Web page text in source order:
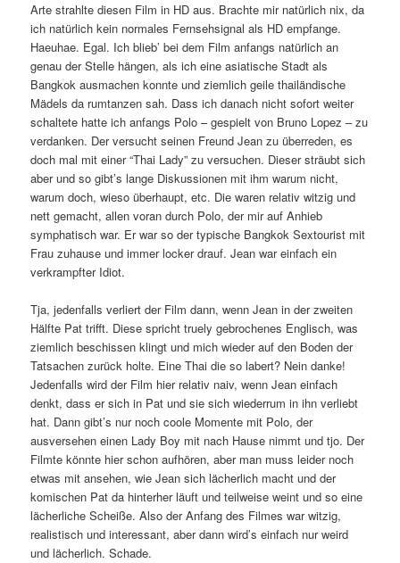
Arte strahlte diesen Film in HD aus. Brachte mir natürlich nix, da
ich natürlich kein normales Fernsehsignal als HD empfange.
Haeuhae. Egal. Ich blieb’ bei dem Film anfangs natürlich an
genau der Stelle hängen, als ich eine asiatische Stadt als
Bangkok ausmachen konnte und ziemlich geile thailändische
Mädels da rumtanzen sah. Dass ich danach nicht sofort weiter
schaltete hatte ich anfangs Polo – gespielt von Bruno Lopez – zu
verdanken. Der versucht seinen Freund Jean zu überreden, es
doch mal mit einer “Thai Lady” zu versuchen. Dieser sträubt sich
aber und so gibt’s lange Diskussionen mit ihm warum nicht,
warum doch, wieso überhaupt, etc. Die waren relativ witzig und
nett gemacht, allen voran durch Polo, der mir auf Anhieb
symphatisch war. Er war so der typische Bangkok Sextourist mit
Frau zuhause und immer locker drauf. Jean war einfach ein
verkrampfter Idiot.
Tja, jedenfalls verliert der Film dann, wenn Jean in der zweiten
Hälfte Pat trifft. Diese spricht truely gebrochenes Englisch, was
ziemlich beschissen klingt und mich wieder auf den Boden der
Tatsachen zurück holte. Eine Thai die so labert? Nein danke!
Jedenfalls wird der Film hier relativ naiv, wenn Jean einfach
denkt, dass er sich in Pat und sie sich wiederrum in ihn verliebt
hat. Dann gibt’s nur noch coole Momente mit Polo, der
ausversehen einen Lady Boy mit nach Hause nimmt und tjo. Der
Filmte könnte hier schon aufhören, aber man muss leider noch
etwas mit ansehen, wie Jean sich lächerlich macht und der
komischen Pat da hinterher läuft und teilweise weint und so eine
lächerliche Scheiße. Also der Anfang des Filmes war witzig,
realistisch und interessant, aber dann wird’s einfach nur weird
und lächerlich. Schade.